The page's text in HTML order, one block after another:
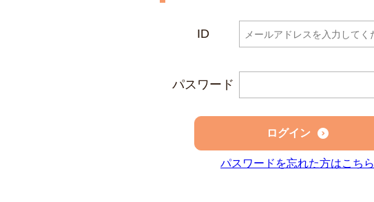
ID
パスワード
ログイン
パスワードを忘れた方はこちら